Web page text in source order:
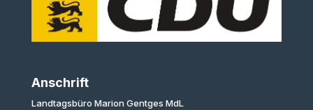
Anschrift
Landtagsbüro Marion Gentges MdL